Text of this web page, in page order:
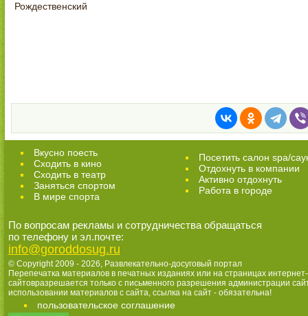
Рождественский
Вкусно поесть
Сходить в кино
Cходить в театр
Заняться спортом
В мире спорта
Посетить салон spa/
Отдохнуть в компании
Активно отдохнуть
Работа в городе
По вопросам рекламы и сотрудничества обращаться
по телефону и эл.почте:
info@goroddosug.ru
© Copyright 2009 - 2026, Развлекательно-досуговый портал
Перепечатка материалов в печатных изданиях или на страницах интернет-
сайтовразрешается только с письменного разрешения администрации
использовании материалов с сайта, ссылка на сайт - обязательна!
пользовательское соглашение